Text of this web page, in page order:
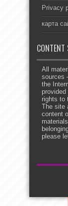
Privacy
карта
CONTENT
All
sources
the
rights to
The site
content
please